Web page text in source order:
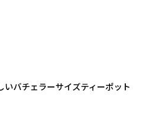
バチェラーサイズティーポット